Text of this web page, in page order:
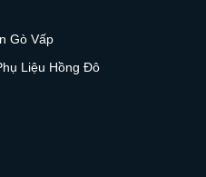
Gò Vấp
Liệu Hồng Đô